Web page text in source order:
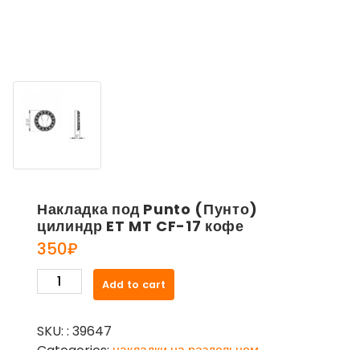
Накладка под Punto (Пунто)
цилиндр ET MT CF-17 кофе
350₽
Накладка
под
(Пунто)
Add to cart
SKU: : 39647